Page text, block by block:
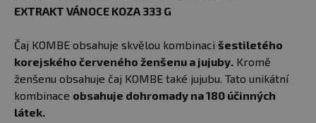
EXTRAKT VÁNOCE KOZA 333 G
Čaj KOMBE obsahuje skvělou kombinaci šestiletého
korejského červeného ženšenu a jujuby. Kromě
ženšenu obsahuje čaj KOMBE také jujubu. Tato unikátní
kombinace obsahuje dohromady na 180 účinných
látek.